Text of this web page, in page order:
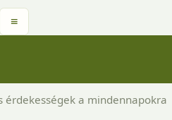
≡
érdekességek a mindennapokra